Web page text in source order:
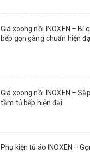
Giá xoong nồi INOXEN – Bí
bếp gọn gàng chuẩn hiện
Giá xoong nồi INOXEN –
tầm tủ bếp hiện đại
Phụ kiện tủ áo INOXEN –